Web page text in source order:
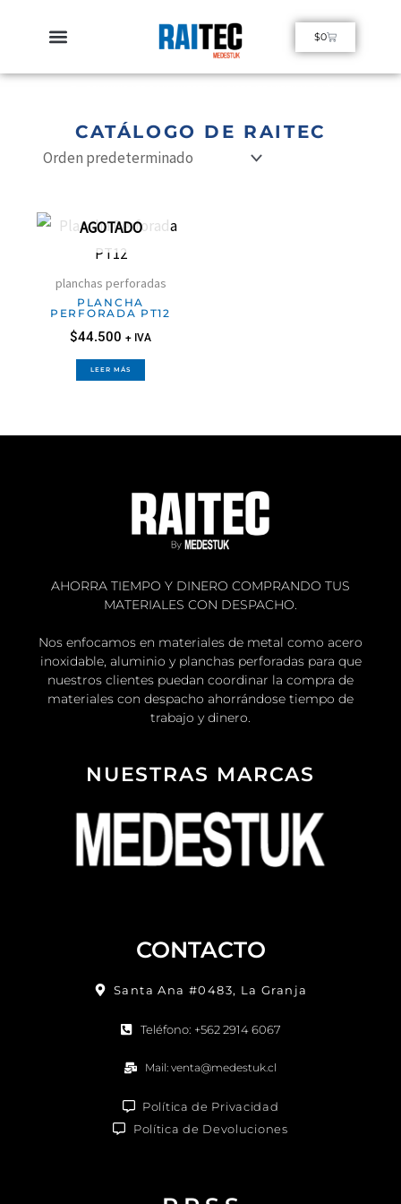
$0Cart
CATÁLOGO DE RAITEC
AGOTADO
planchas perforadas
PLANCHA
PERFORADA PT12
$44.500 + IVA
LEER MÁS
AHORRA TIEMPO Y DINERO COMPRANDO TUS
MATERIALES CON DESPACHO.
Nos enfocamos en materiales de metal como acero
inoxidable, aluminio y planchas perforadas para que
nuestros clientes puedan coordinar la compra de
materiales con despacho ahorrándose tiempo de
trabajo y dinero.
NUESTRAS MARCAS
CONTACTO
Santa Ana #0483, La Granja
Teléfono: +562 2914 6067
Mail: venta@medestuk.cl
Política de Privacidad
Política de Devoluciones